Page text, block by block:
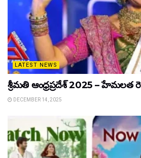
LATEST NEWS
శ్రీమతి ఆంధ్రప్రదేశ్ 2025 – హేమలత
DECEMBER 14, 2025